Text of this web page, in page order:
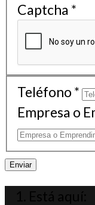
Captcha *
Teléfono *
Empresa o
Enviar